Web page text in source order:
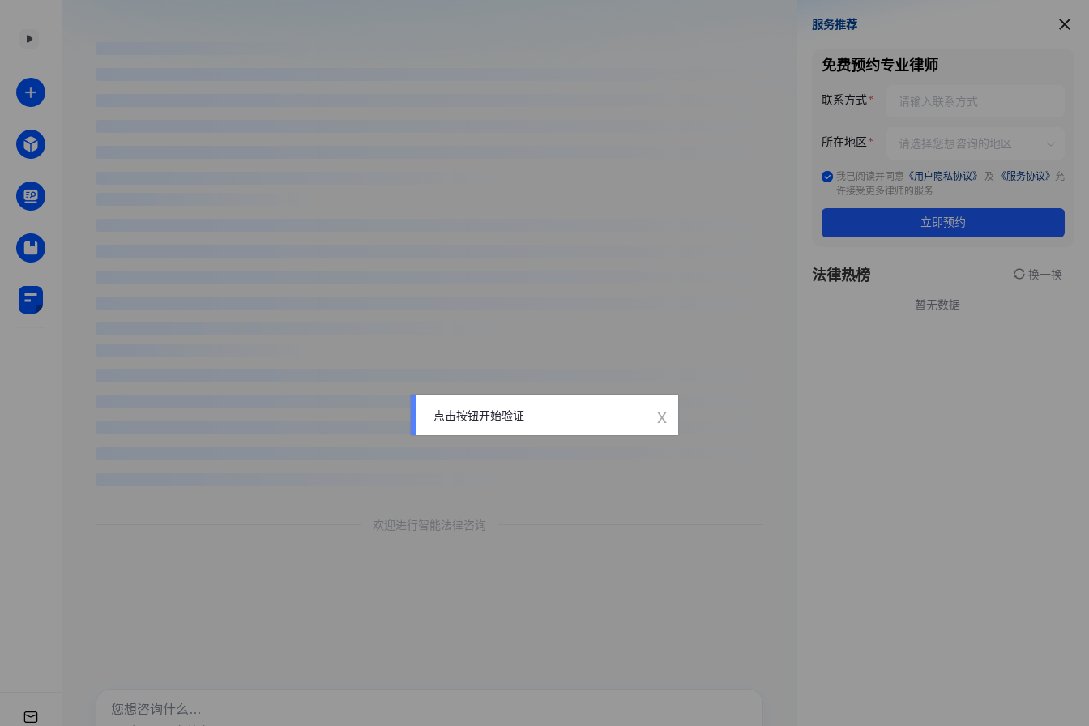
欢迎进行智能法律咨询
服务推荐
服务推荐
免费预约专业律师
联系方式
所在地区
我已阅读并同意 《用户隐私协议》 及 《服务协议》 允
许接受更多律师的服务
立即预约
法律热榜 换一换
暂无数据
点击按钮开始验证 x